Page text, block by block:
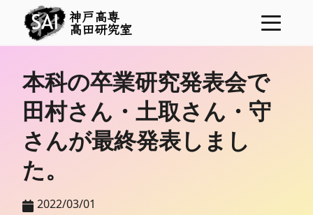
神戸高専
髙田研究室
ニュース
プロジェクト
メンバー
研究業績
学位論文
研究費
本科の卒業研究発表会で
田村さん・土取さん・守
さんが最終発表しまし
た。
2022/03/01